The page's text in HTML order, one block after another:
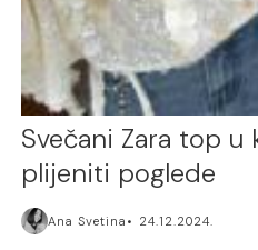
Svečani Zara top u
plijeniti poglede
Ana Svetina 24.12.2024.